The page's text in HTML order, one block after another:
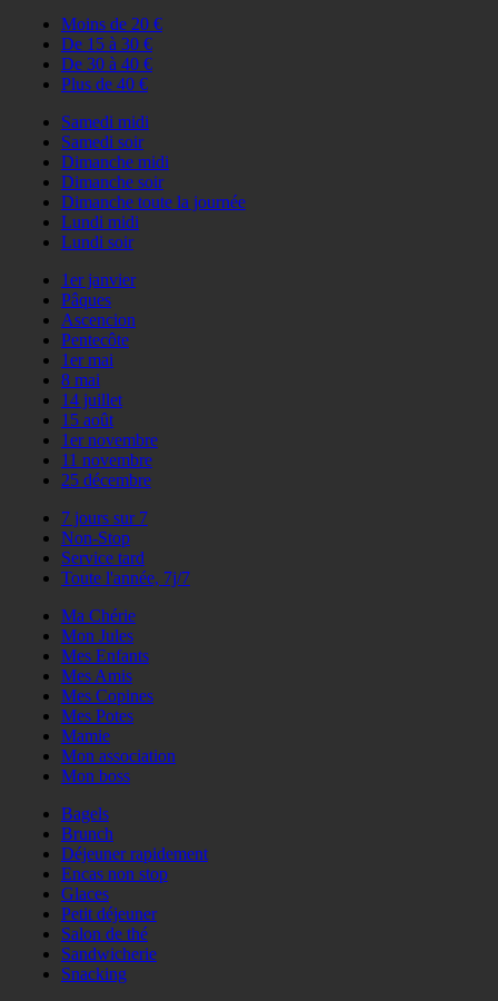
Moins de 20 €
De 15 à 30 €
De 30 à 40 €
Plus de 40 €
Samedi midi
Samedi soir
Dimanche midi
Dimanche soir
Dimanche toute la journée
Lundi midi
Lundi soir
1er janvier
Pâques
Ascencion
Pentecôte
1er mai
8 mai
14 juillet
15 août
1er novembre
11 novembre
25 décembre
7 jours sur 7
Non-Stop
Service tard
Toute l'année, 7j/7
Ma Chérie
Mon Jules
Mes Enfants
Mes Amis
Mes Copines
Mes Potes
Mamie
Mon association
Mon boss
Bagels
Brunch
Déjeuner rapidement
Encas non stop
Glaces
Petit déjeuner
Salon de thé
Sandwicherie
Snacking